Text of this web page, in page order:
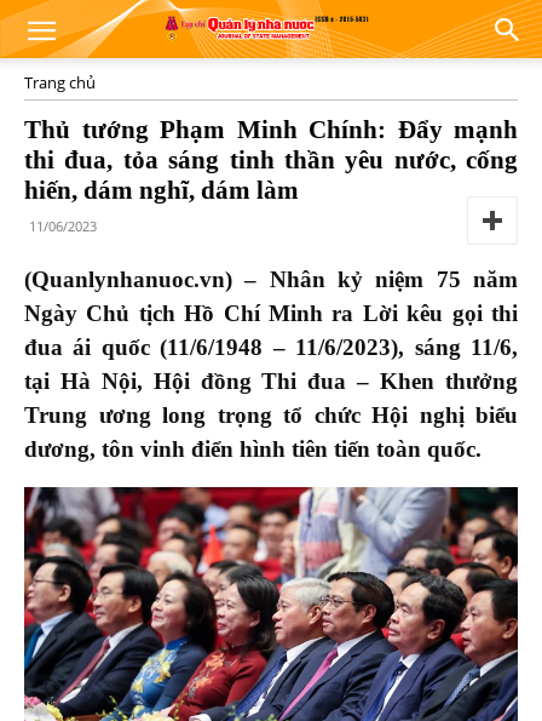
Trang chủ
Thủ tướng Phạm Minh Chính: Đẩy mạnh
thi đua, tỏa sáng tinh thần yêu nước, cống
hiến, dám nghĩ, dám làm
11/06/2023
(Quanlynhanuoc.vn) – Nhân kỷ niệm 75 năm
Ngày Chủ tịch Hồ Chí Minh ra Lời kêu gọi thi
đua ái quốc (11/6/1948 – 11/6/2023), sáng 11/6,
tại Hà Nội, Hội đồng Thi đua – Khen thưởng
Trung ương long trọng tổ chức Hội nghị biểu
dương, tôn vinh điển hình tiên tiến toàn quốc.